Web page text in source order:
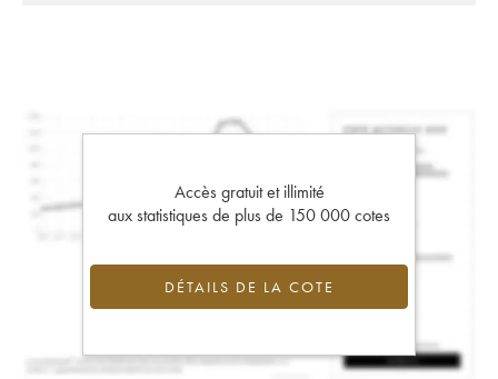
Accès gratuit et illimité
aux statistiques de plus de 150 000 cotes
DÉTAILS DE LA COTE